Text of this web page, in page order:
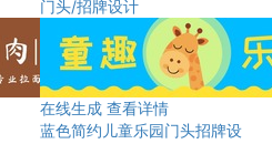
门头/招牌设计
在线生成 查看详情
蓝色简约儿童乐园门头招牌设